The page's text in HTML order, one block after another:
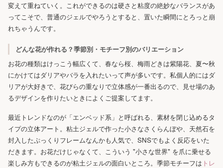
変えて重ねていく。これができるのは硬さと粘度の絶妙なバランスがあ
ってこそで、普通のジェルでやろうとすると、置いた瞬間にとろっと崩
れちゃうんです。
どんな花が作れる？季節別・モチーフ別のバリエーション
お花の種類はけっこう幅広くて、春なら桜、梅雨どきは紫陽花、夏〜秋
にかけてはダリアやバラを入れたいって声が多いです。私個人的にはダ
リアが大好きで、花びらの重なりで立体感が一番出るので、見せ場のあ
るデザインを作りたいときによくご提案してます。
最近トレンドなのが「エンベッド系」と呼ばれる、素材を閉じ込めるタ
イプの立体アート。粘土ジェルで作った小さなさくらんぼや、天然石を
封入したぷっくりフレームなんかも人気で、SNSでもよく反応をいた
だきます。お花だけじゃなくて、こういう "小さな世界" を爪に乗せる
楽しみ方もできるのが粘土ジェルの面白いところ。季節モチーフは トレ